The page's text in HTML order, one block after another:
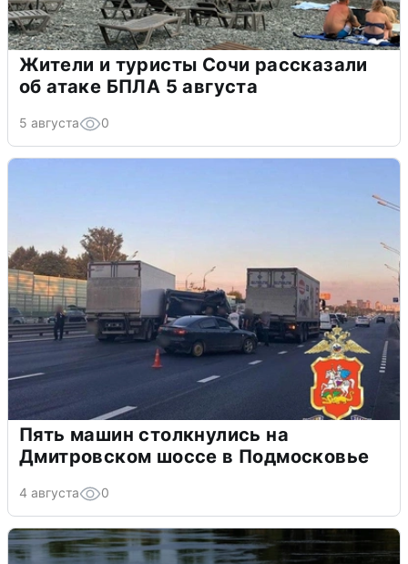
Жители и туристы Сочи рассказали
об атаке БПЛА 5 августа
5 августа 0
Пять машин столкнулись на
Дмитровском шоссе в Подмосковье
4 августа 0